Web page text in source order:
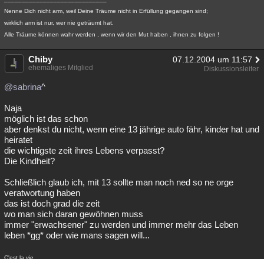
Nenne Dich nicht arm, weil Deine Träume nicht in Erfüllung gegangen sind;
wirklich arm ist nur, wer nie geträumt hat.
Alle Träume können wahr werden , wenn wir den Mut haben , ihnen zu folgen !
Chiby 07.12.2004 um 11:57
ehemaliges Mitglied Diskussionsleiter
@sabrina^
Naja
möglich ist das schon
aber denkst du nicht, wenn eine 13 jährige auto fähr, kinder hat und
heiratet
die wichtigste zeit ihres Lebens verpasst?
Die Kindheit?
Schließlich glaub ich, mit 13 sollte man noch ned so ne orge
veratwortung haben
das ist doch grad die zeit
wo man sich daran gewöhnen muss
immer "erwachsener" zu werden und immer mehr das Leben
leben *gg* oder wie mans sagen will...
C'est la vie